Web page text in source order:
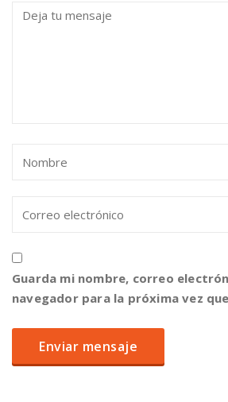
Guarda mi nombre, correo
navegador para la próxima vez